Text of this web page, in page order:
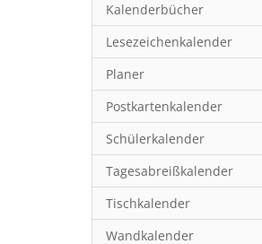
Kalenderbücher
Lesezeichenkalender
Planer
Postkartenkalender
Schülerkalender
Tagesabreißkalender
Tischkalender
Wandkalender